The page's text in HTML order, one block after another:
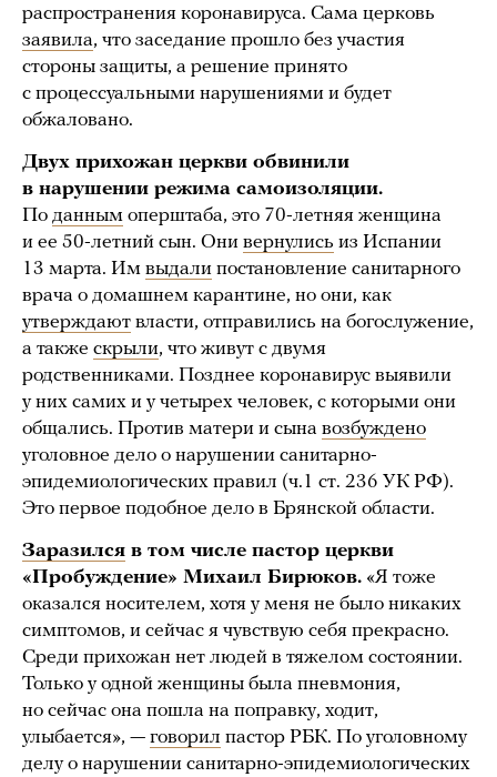
распространения коронавируса. Сама церковь
заявила, что заседание прошло без участия
стороны защиты, а решение принято
с процессуальными нарушениями и будет
обжаловано.
Двух прихожан церкви обвинили
в нарушении режима самоизоляции.
По данным оперштаба, это 70-летняя женщина
и ее 50-летний сын. Они вернулись из Испании
13 марта. Им выдали постановление санитарного
врача о домашнем карантине, но они, как
утверждают власти, отправились на богослужение,
а также скрыли, что живут с двумя
родственниками. Позднее коронавирус выявили
у них самих и у четырех человек, с которыми они
общались. Против матери и сына возбуждено
уголовное дело о нарушении санитарно-
эпидемиологических правил (ч.1 ст. 236 УК РФ).
Это первое подобное дело в Брянской области.
Заразился в том числе пастор церкви
«Пробуждение» Михаил Бирюков. «Я тоже
оказался носителем, хотя у меня не было никаких
симптомов, и сейчас я чувствую себя прекрасно.
Среди прихожан нет людей в тяжелом состоянии.
Только у одной женщины была пневмония,
но сейчас она пошла на поправку, ходит,
улыбается», — говорил пастор РБК. По уголовному
делу о нарушении санитарно-эпидемиологических